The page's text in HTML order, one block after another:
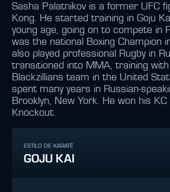
Sasha Palatnikov is a former UFC
Kong. He started training in Goju
young age, going on to compete in
was the national Boxing Champion
also played professional Rugby in
transitioned into MMA, training
Blackzillians team in the United
spent many years in Russian-
Brooklyn, New York. He won his KC
Knockout.
ESTILO DE KARATÊ
GOJU KAI